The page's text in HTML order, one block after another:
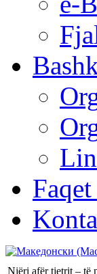
Njëri afër tjetrit – të